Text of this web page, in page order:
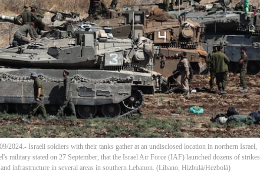
2024.- Israeli soldiers with their tanks gather at an undisclosed location in northern Israel,
military stated on 27 September, that the Israel Air Force (IAF) launched dozens of strikes
infrastructure in several areas in southern Lebanon. (Líbano, Hizbulá/Hezbolá)